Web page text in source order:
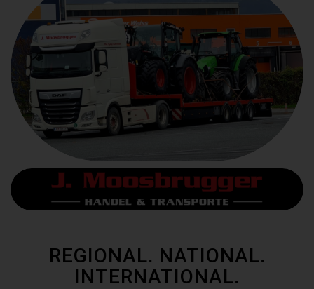
REGIONAL. NATIONAL.
INTERNATIONAL.